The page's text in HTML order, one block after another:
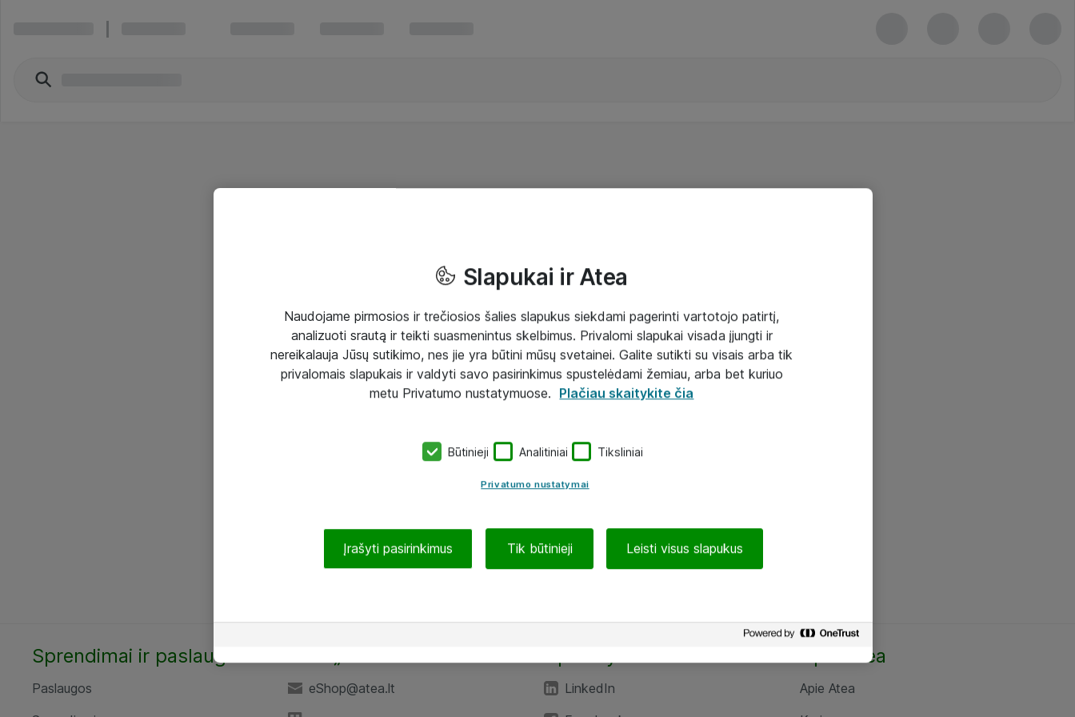
Sprendimai ir paslaugos
Paslaugos
eShop@atea.lt
LinkedIn
Apie Atea
Apie Atea
Slapukai ir Atea
Naudojame pirmosios ir trečiosios šalies slapukus siekdami pagerinti vartotojo patirtį,
analizuoti srautą ir teikti suasmenintus skelbimus. Privalomi slapukai visada įjungti ir
nereikalauja Jūsų sutikimo, nes jie yra būtini mūsų svetainei. Galite sutikti su visais arba tik
privalomais slapukais ir valdyti savo pasirinkimus spustelėdami žemiau, arba bet kuriuo
metu Privatumo nustatymuose. Plačiau skaitykite čia
Būtinieji Analitiniai Tiksliniai
Privatumo nustatymai
Įrašyti pasirinkimus Tik būtinieji Leisti visus slapukus